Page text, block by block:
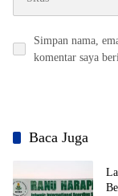
Simpan nama,
komentar saya
Baca Juga